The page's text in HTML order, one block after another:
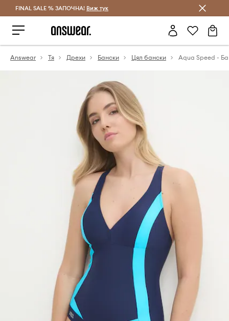
Спестявай с Answear Club
FINAL SALE % ЗАПОЧНА! Виж тук
Answear Тя Дрехи Бански Цял бански